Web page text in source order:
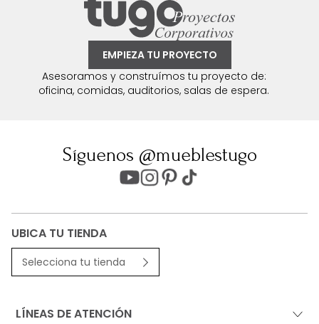
EMPIEZA TU PROYECTO
Asesoramos y construímos tu proyecto de:
oficina, comidas, auditorios, salas de espera.
Síguenos @mueblestugo
UBICA TU TIENDA
Selecciona tu tienda
LÍNEAS DE ATENCIÓN